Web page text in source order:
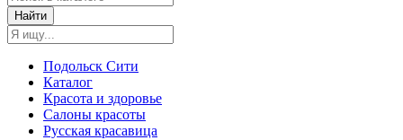
Найти
Подольск Сити
Каталог
Красота и здоровье
Салоны красоты
Русская красавица